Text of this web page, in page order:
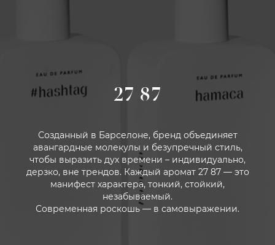
27 87
Созданный в Барселоне, бренд объединяет
авангардные молекулы и безупречный стиль,
чтобы выразить дух времени – индивидуально,
дерзко, вне трендов. Каждый аромат 27 87 — это
манифест характера, тонкий, стойкий,
незабываемый.
Современная роскошь — в самовыражении.